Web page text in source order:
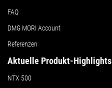
FAQ
DMG MORI Account
Referenzen
Aktuelle Produkt-Highlights
NTX 500